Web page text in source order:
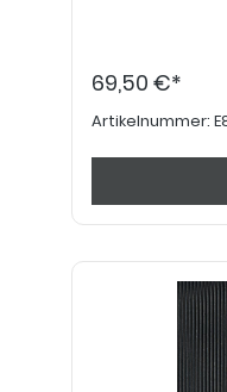
69,50 €*
Artikelnummer: